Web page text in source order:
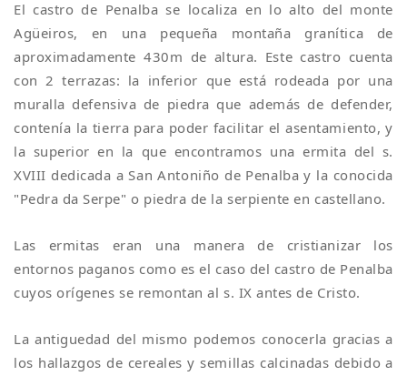
El castro de Penalba se localiza en lo alto del monte
Agüeiros, en una pequeña montaña granítica de
aproximadamente 430m de altura. Este castro cuenta
con 2 terrazas: la inferior que está rodeada por una
muralla defensiva de piedra que además de defender,
contenía la tierra para poder facilitar el asentamiento, y
la superior en la que encontramos una ermita del s.
XVIII dedicada a San Antoniño de Penalba y la conocida
"Pedra da Serpe" o piedra de la serpiente en castellano.
Las ermitas eran una manera de cristianizar los
entornos paganos como es el caso del castro de Penalba
cuyos orígenes se remontan al s. IX antes de Cristo.
La antiguedad del mismo podemos conocerla gracias a
los hallazgos de cereales y semillas calcinadas debido a